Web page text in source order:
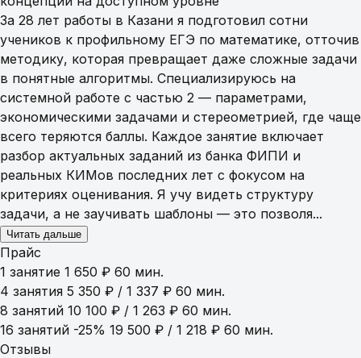
Пробное занятие
-100%
За 28 лет работы в Казани я подготовил сотни
учеников к профильному ЕГЭ по математике, отточив
методику, которая превращает даже сложные задачи
в понятные алгоритмы. Специализируюсь на
системной работе с частью 2 — параметрами,
экономическими задачами и стереометрией, где чаще
всего теряются баллы. Каждое занятие включает
разбор актуальных заданий из банка ФИПИ и
реальных КИМов последних лет с фокусом на
критериях оценивания. Я учу видеть структуру
задачи, а не заучивать шаблоны — это позволя...
Читать дальше
Прайс
1 занятие 1 650 ₽ 60 мин.
4 занятия 5 350 ₽ / 1 337 ₽ 60 мин.
8 занятий 10 100 ₽ / 1 263 ₽ 60 мин.
16 занятий -25% 19 500 ₽ / 1 218 ₽ 60 мин.
Отзывы